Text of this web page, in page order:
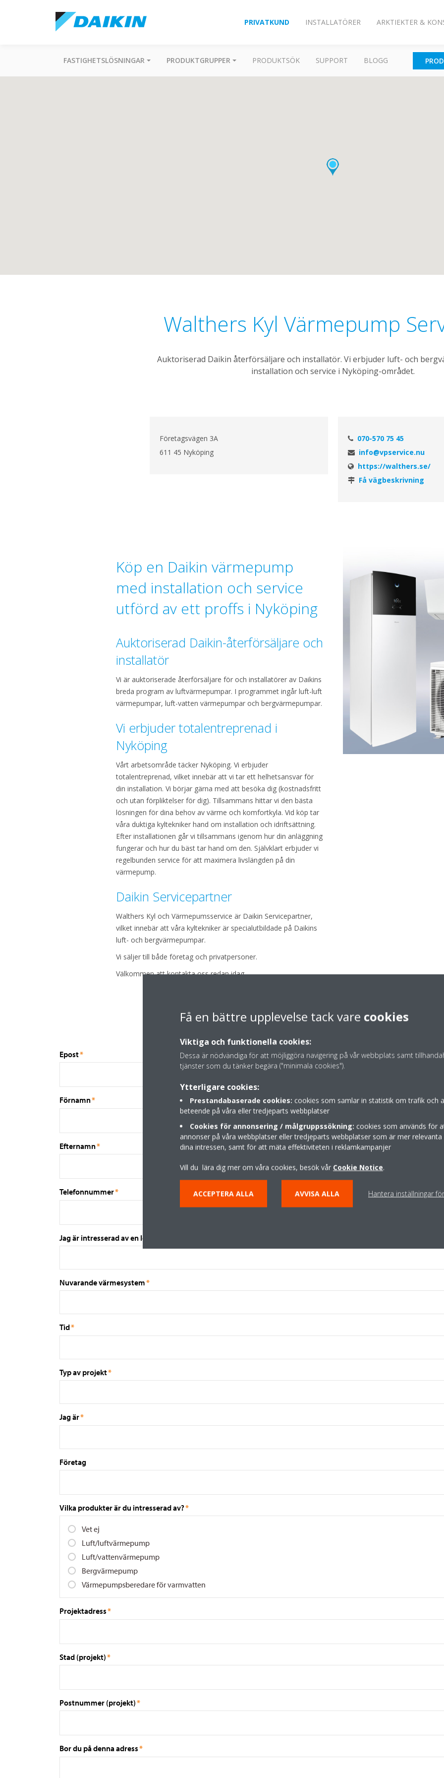
PRIVATKUND INSTALLATÖRER ARKTIEKTER &
FASTIGHETSLÖSNINGAR PRODUKTGRUPPER PRODUKTSÖK SUPPORT BLOGG
Walthers Kyl Värmepump
Auktoriserad Daikin återförsäljare och installatör. Vi erbjuder luft- och
installation och service i Nyköping-området.
Företagsvägen 3A
611 45 Nyköping
070-570 75 45
info@vpservice.nu
https://walthers.se/
Få vägbeskrivning
Köp en Daikin värmepump
med installation och service
utförd av ett proffs i Nyköping
Auktoriserad Daikin-återförsäljare och
installatör
Vi är auktoriserade återförsäljare för och installatörer av Daikins
breda program av luftvärmepumpar. I programmet ingår luft-luft
värmepumpar, luft-vatten värmepumpar och bergvärmepumpar.
Vi erbjuder totalentreprenad i
Nyköping
Vårt arbetsområde täcker Nyköping. Vi erbjuder
totalentreprenad, vilket innebär att vi tar ett helhetsansvar för
din installation. Vi börjar gärna med att besöka dig (kostnadsfritt
och utan förpliktelser för dig). Tillsammans hittar vi den bästa
lösningen för dina behov av värme och komfortkyla. Vid köp tar
våra duktiga kyltekniker hand om installation och idriftsättning.
Efter installationen går vi tillsammans igenom hur din anläggning
fungerar och hur du bäst tar hand om den. Självklart erbjuder vi
regelbunden service för att maximera livslängden på din
värmepump.
Daikin Servicepartner
Walthers Kyl och Värmepumsservice är Daikin Servicepartner,
vilket innebär att våra kyltekniker är specialutbildade på Daikins
luft- och bergvärmepumpar.
Vi säljer till både företag och privatpersoner.
Välkommen att kontakta oss redan idag.
Få en bättre upplevelse tack vare cookies
Viktiga och funktionella cookies:
Dessa är nödvändiga för att möjliggöra navigering på vår webbplats samt
tjänster som du tänker begära ("minimala cookies").
Ytterligare cookies:
Prestandabaserade cookies: cookies som samlar in statistik om trafik och
beteende på våra eller tredjeparts webbplatser
Cookies för annonsering / målgruppssökning: cookies som används för
annonser på våra webbplatser eller tredjeparts webbplatser som är mer
dina intressen, samt för att mäta effektiviteten i reklamkampanjer
Vill du lära dig mer om våra cookies, besök vår Cookie Notice.
ACCEPTERA ALLA AVVISA ALLA Hantera inställningar